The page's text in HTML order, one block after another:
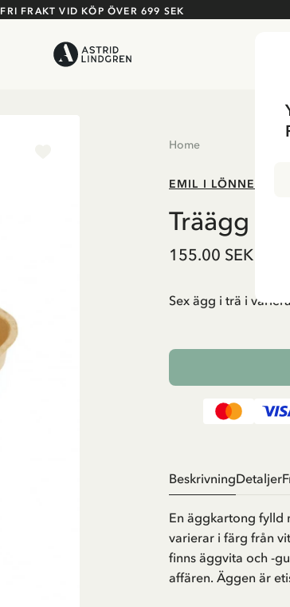
FRI FRAKT VID KÖP ÖVER 699 SEK
Home
EMIL I
Träägg i
155.00 SEK
Sex ägg i trä i
BeskrivningDetaljer
En äggkartong fylld
varierar i färg från
finns äggvita och -
affären. Äggen är